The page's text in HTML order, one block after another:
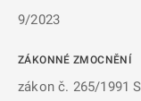
9/2023
ZÁKONNÉ ZMOCNĚNÍ
zákon č. 265/1991